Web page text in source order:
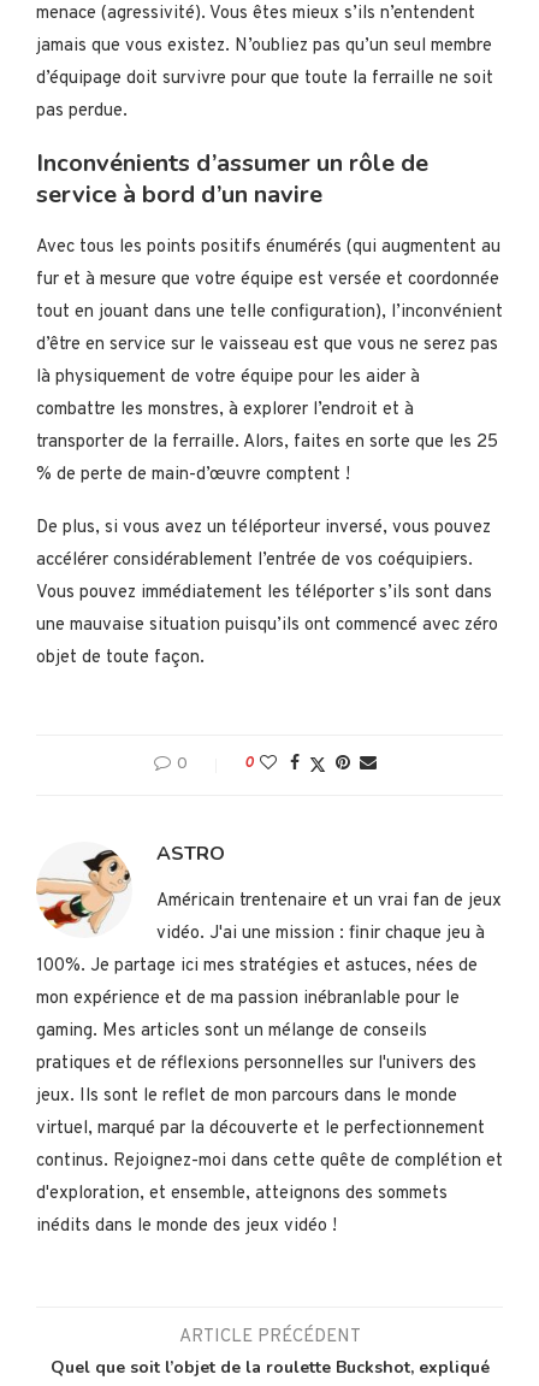
menace (agressivité). Vous êtes mieux s’ils n’entendent
jamais que vous existez. N’oubliez pas qu’un seul membre
d’équipage doit survivre pour que toute la ferraille ne soit
pas perdue.
Inconvénients d’assumer un rôle de
service à bord d’un navire
Avec tous les points positifs énumérés (qui augmentent au
fur et à mesure que votre équipe est versée et coordonnée
tout en jouant dans une telle configuration), l’inconvénient
d’être en service sur le vaisseau est que vous ne serez pas
là physiquement de votre équipe pour les aider à
combattre les monstres, à explorer l’endroit et à
transporter de la ferraille. Alors, faites en sorte que les 25
% de perte de main-d’œuvre comptent !
De plus, si vous avez un téléporteur inversé, vous pouvez
accélérer considérablement l’entrée de vos coéquipiers.
Vous pouvez immédiatement les téléporter s’ils sont dans
une mauvaise situation puisqu’ils ont commencé avec zéro
objet de toute façon.
0 0
ASTRO
Américain trentenaire et un vrai fan de jeux
vidéo. J'ai une mission : finir chaque jeu à
100%. Je partage ici mes stratégies et astuces, nées de
mon expérience et de ma passion inébranlable pour le
gaming. Mes articles sont un mélange de conseils
pratiques et de réflexions personnelles sur l'univers des
jeux. Ils sont le reflet de mon parcours dans le monde
virtuel, marqué par la découverte et le perfectionnement
continus. Rejoignez-moi dans cette quête de complétion et
d'exploration, et ensemble, atteignons des sommets
inédits dans le monde des jeux vidéo !
ARTICLE PRÉCÉDENT
Quel que soit l’objet de la roulette Buckshot, expliqué